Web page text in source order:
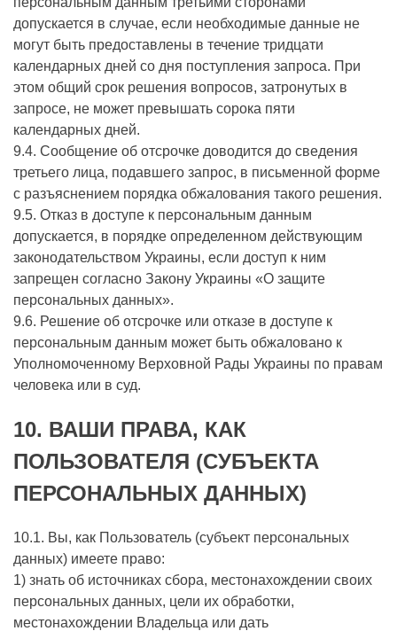
допускается в случае, если необходимые данные не
могут быть предоставлены в течение тридцати
календарных дней со дня поступления запроса. При
этом общий срок решения вопросов, затронутых в
запросе, не может превышать сорока пяти
календарных дней.
9.4. Сообщение об отсрочке доводится до сведения
третьего лица, подавшего запрос, в письменной форме
с разъяснением порядка обжалования такого решения.
9.5. Отказ в доступе к персональным данным
допускается, в порядке определенном действующим
законодательством Украины, если доступ к ним
запрещен согласно Закону Украины «О защите
персональных данных».
9.6. Решение об отсрочке или отказе в доступе к
персональным данным может быть обжаловано к
Уполномоченному Верховной Рады Украины по правам
человека или в суд.
10. ВАШИ ПРАВА, КАК
ПОЛЬЗОВАТЕЛЯ (СУБЪЕКТА
ПЕРСОНАЛЬНЫХ ДАННЫХ)
10.1. Вы, как Пользователь (субъект персональных
данных) имеете право:
1) знать об источниках сбора, местонахождении своих
персональных данных, цели их обработки,
местонахождении Владельца или дать